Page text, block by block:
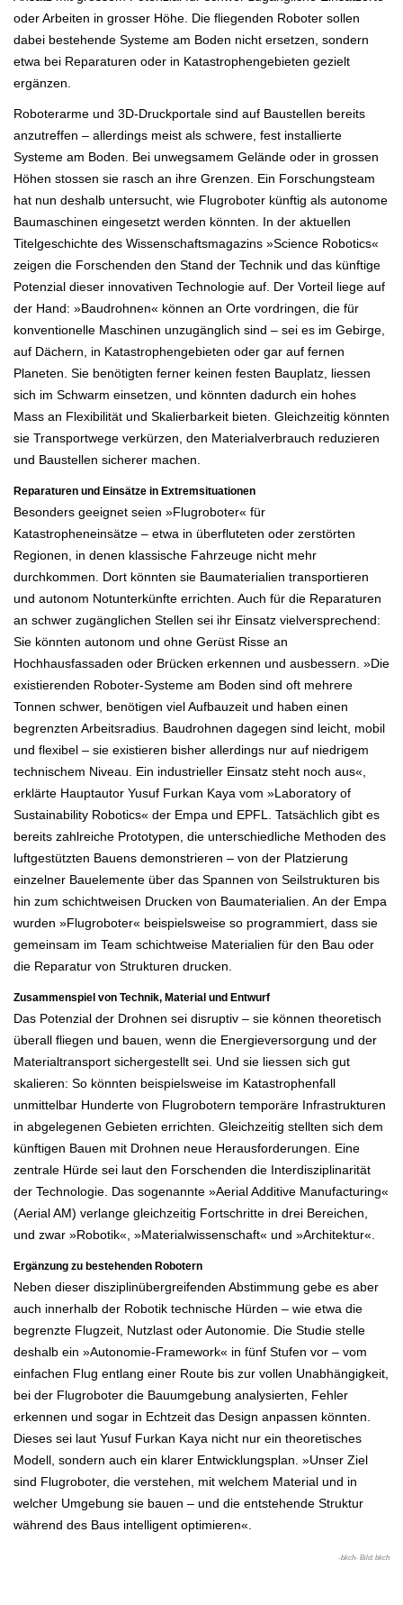
oder Arbeiten in grosser Höhe. Die fliegenden Roboter sollen
dabei bestehende Systeme am Boden nicht ersetzen, sondern
etwa bei Reparaturen oder in Katastrophengebieten gezielt
ergänzen.
Roboterarme und 3D-Druckportale sind auf Baustellen bereits
anzutreffen – allerdings meist als schwere, fest installierte
Systeme am Boden. Bei unwegsamem Gelände oder in grossen
Höhen stossen sie rasch an ihre Grenzen. Ein Forschungsteam
hat nun deshalb untersucht, wie Flugroboter künftig als autonome
Baumaschinen eingesetzt werden könnten. In der aktuellen
Titelgeschichte des Wissenschaftsmagazins »Science Robotics«
zeigen die Forschenden den Stand der Technik und das künftige
Potenzial dieser innovativen Technologie auf. Der Vorteil liege auf
der Hand: »Baudrohnen« können an Orte vordringen, die für
konventionelle Maschinen unzugänglich sind – sei es im Gebirge,
auf Dächern, in Katastrophengebieten oder gar auf fernen
Planeten. Sie benötigten ferner keinen festen Bauplatz, liessen
sich im Schwarm einsetzen, und könnten dadurch ein hohes
Mass an Flexibilität und Skalierbarkeit bieten. Gleichzeitig könnten
sie Transportwege verkürzen, den Materialverbrauch reduzieren
und Baustellen sicherer machen.
Reparaturen und Einsätze in Extremsituationen
Besonders geeignet seien »Flugroboter« für
Katastropheneinsätze – etwa in überfluteten oder zerstörten
Regionen, in denen klassische Fahrzeuge nicht mehr
durchkommen. Dort könnten sie Baumaterialien transportieren
und autonom Notunterkünfte errichten. Auch für die Reparaturen
an schwer zugänglichen Stellen sei ihr Einsatz vielversprechend:
Sie könnten autonom und ohne Gerüst Risse an
Hochhausfassaden oder Brücken erkennen und ausbessern. »Die
existierenden Roboter-Systeme am Boden sind oft mehrere
Tonnen schwer, benötigen viel Aufbauzeit und haben einen
begrenzten Arbeitsradius. Baudrohnen dagegen sind leicht, mobil
und flexibel – sie existieren bisher allerdings nur auf niedrigem
technischem Niveau. Ein industrieller Einsatz steht noch aus«,
erklärte Hauptautor Yusuf Furkan Kaya vom »Laboratory of
Sustainability Robotics« der Empa und EPFL. Tatsächlich gibt es
bereits zahlreiche Prototypen, die unterschiedliche Methoden des
luftgestützten Bauens demonstrieren – von der Platzierung
einzelner Bauelemente über das Spannen von Seilstrukturen bis
hin zum schichtweisen Drucken von Baumaterialien. An der Empa
wurden »Flugroboter« beispielsweise so programmiert, dass sie
gemeinsam im Team schichtweise Materialien für den Bau oder
die Reparatur von Strukturen drucken.
Zusammenspiel von Technik, Material und Entwurf
Das Potenzial der Drohnen sei disruptiv – sie können theoretisch
überall fliegen und bauen, wenn die Energieversorgung und der
Materialtransport sichergestellt sei. Und sie liessen sich gut
skalieren: So könnten beispielsweise im Katastrophenfall
unmittelbar Hunderte von Flugrobotern temporäre Infrastrukturen
in abgelegenen Gebieten errichten. Gleichzeitig stellten sich dem
künftigen Bauen mit Drohnen neue Herausforderungen. Eine
zentrale Hürde sei laut den Forschenden die Interdisziplinarität
der Technologie. Das sogenannte »Aerial Additive Manufacturing«
(Aerial AM) verlange gleichzeitig Fortschritte in drei Bereichen,
und zwar »Robotik«, »Materialwissenschaft« und »Architektur«.
Ergänzung zu bestehenden Robotern
Neben dieser disziplinübergreifenden Abstimmung gebe es aber
auch innerhalb der Robotik technische Hürden – wie etwa die
begrenzte Flugzeit, Nutzlast oder Autonomie. Die Studie stelle
deshalb ein »Autonomie-Framework« in fünf Stufen vor – vom
einfachen Flug entlang einer Route bis zur vollen Unabhängigkeit,
bei der Flugroboter die Bauumgebung analysierten, Fehler
erkennen und sogar in Echtzeit das Design anpassen könnten.
Dieses sei laut Yusuf Furkan Kaya nicht nur ein theoretisches
Modell, sondern auch ein klarer Entwicklungsplan. »Unser Ziel
sind Flugroboter, die verstehen, mit welchem Material und in
welcher Umgebung sie bauen – und die entstehende Struktur
während des Baus intelligent optimieren«.
-bkch- Bild: bkch